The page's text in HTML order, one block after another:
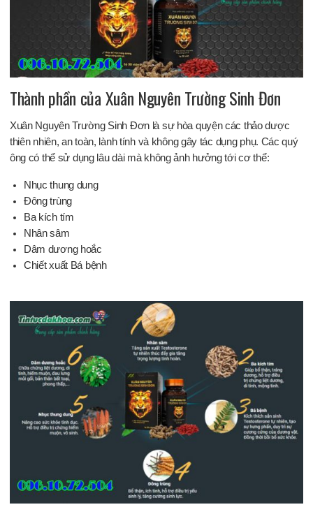
Thành phần của Xuân Nguyên Trường Sinh Đơn
Xuân Nguyên Trường Sinh Đơn là sự hòa quyện các thảo dược
thiên nhiên, an toàn, lành tính và không gây tác dụng phụ. Các quý
ông có thể sử dụng lâu dài mà không ảnh hưởng tới cơ thể:
Nhục thung dung
Đông trùng
Ba kích tím
Nhân sâm
Dâm dương hoắc
Chiết xuất Bá bệnh